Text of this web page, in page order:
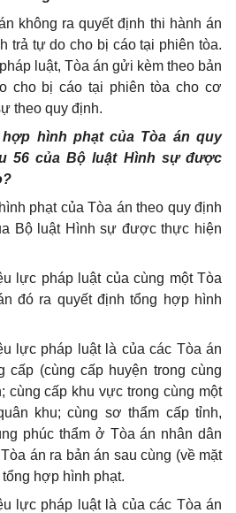
không ra quyết định thi hành án
trả tự do cho bị cáo tại phiên tòa.
luật, Tòa án gửi kèm theo bản
cho bị cáo tại phiên tòa cho cơ
theo quy định.
hình phạt của Tòa án quy
56 của Bộ luật Hình sự được
phạt của Tòa án theo quy định
Bộ luật Hình sự được thực hiện
lực pháp luật của cùng một Tòa
đó ra quyết định tổng hợp hình
lực pháp luật là của các Tòa án
cấp (cùng cấp huyện trong cùng
cùng cấp khu vực trong cùng một
khu; cùng sơ thẩm cấp tỉnh,
phúc thẩm ở Tòa án nhân dân
án ra bản án sau cùng (về mặt
hợp hình phạt.
lực pháp luật là của các Tòa án